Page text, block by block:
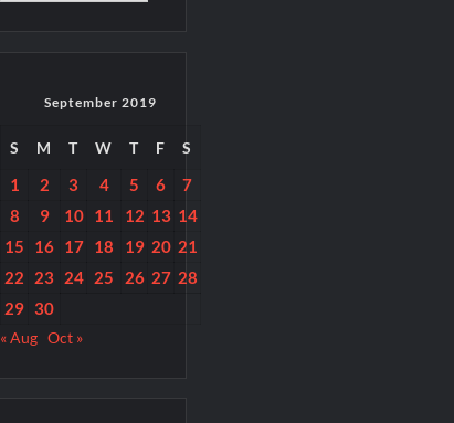
September 2019
S M T W T F S
1 2 3 4 5 6
7
8
9 10 11 12 13 14
15
16 17 18 19 20 21
22
23 24 25 26 27 28
29 30
« Aug Oct »